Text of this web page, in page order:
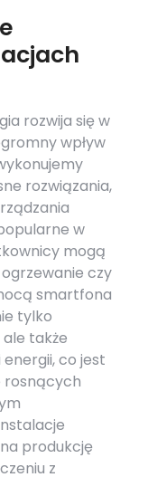
rozwija się w
wpływ
rozwiązania,
w
mogą
czy
smartfona
tylko
także
co jest
rosnących
produkcję
z